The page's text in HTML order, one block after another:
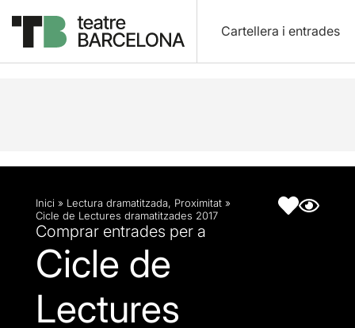
Cartellera i entrades
Descripció Fitxa artística
Inici » Lectura dramatitzada, Proximitat »
Cicle de Lectures dramatitzades 2017
Comprar entrades per a
Cicle de
Lectures